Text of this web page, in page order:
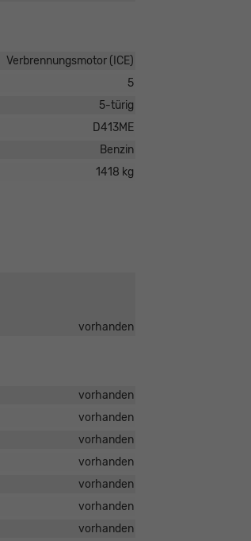
Verbrennungsmotor (ICE)
5
5-türig
D413ME
Benzin
1418 kg
vorhanden
vorhanden
vorhanden
vorhanden
vorhanden
vorhanden
vorhanden
vorhanden